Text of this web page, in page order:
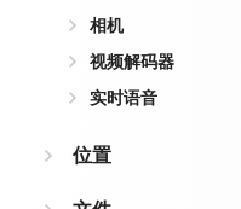
相机
视频解码器
实时语音
位置